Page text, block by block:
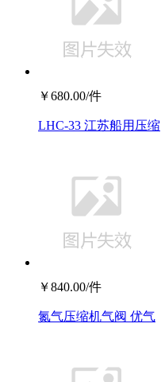
￥680.00/件
LHC-33 江苏船用压缩
￥840.00/件
氮气压缩机气阀 优气